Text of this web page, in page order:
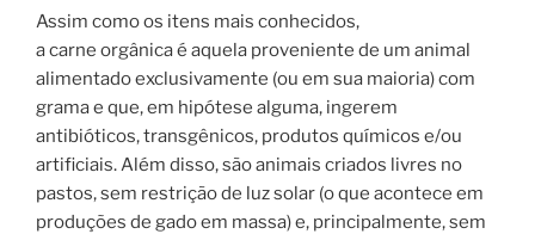
Assim como os itens mais conhecidos,
a carne orgânica é aquela proveniente de um animal
alimentado exclusivamente (ou em sua maioria) com
grama e que, em hipótese alguma, ingerem
antibióticos, transgênicos, produtos químicos e/ou
artificiais. Além disso, são animais criados livres no
pastos, sem restrição de luz solar (o que acontece em
produções de gado em massa) e, principalmente, sem